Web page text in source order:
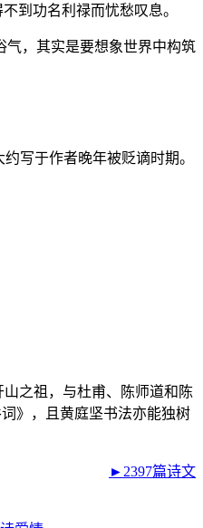
到功名利禄而忧愁叹息。
气，其实是要想象世界中构筑
写于作者晚年被贬谪时期。
之祖，与杜甫、陈师道和陈
》，且黄庭坚书法亦能独树
►2397篇诗文